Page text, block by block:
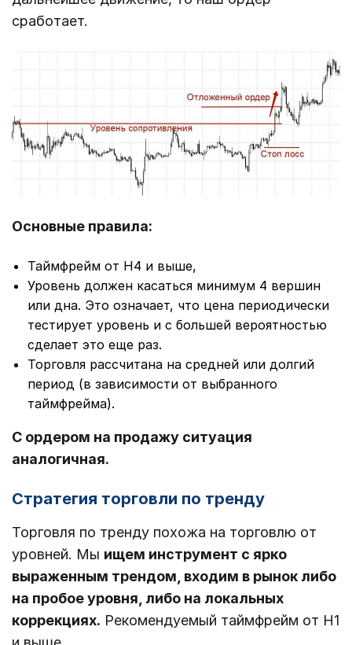
сработает.
Основные правила:
Таймфрейм от Н4 и выше,
Уровень должен касаться минимум 4 вершин
или дна. Это означает, что цена периодически
тестирует уровень и с большей вероятностью
сделает это еще раз.
Торговля рассчитана на средней или долгий
период (в зависимости от выбранного
таймфрейма).
С ордером на продажу ситуация
аналогичная.
Стратегия торговли по тренду
Торговля по тренду похожа на торговлю от
уровней. Мы ищем инструмент с ярко
выраженным трендом, входим в рынок либо
на пробое уровня, либо на локальных
коррекциях. Рекомендуемый таймфрейм от Н1